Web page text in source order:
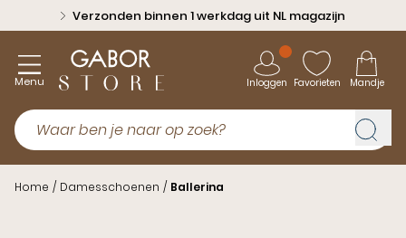
Verzonden binnen 1 werkdag uit NL magazijn
Menu Inloggen Favorieten Mandje
Home / Damesschoenen / Ballerina